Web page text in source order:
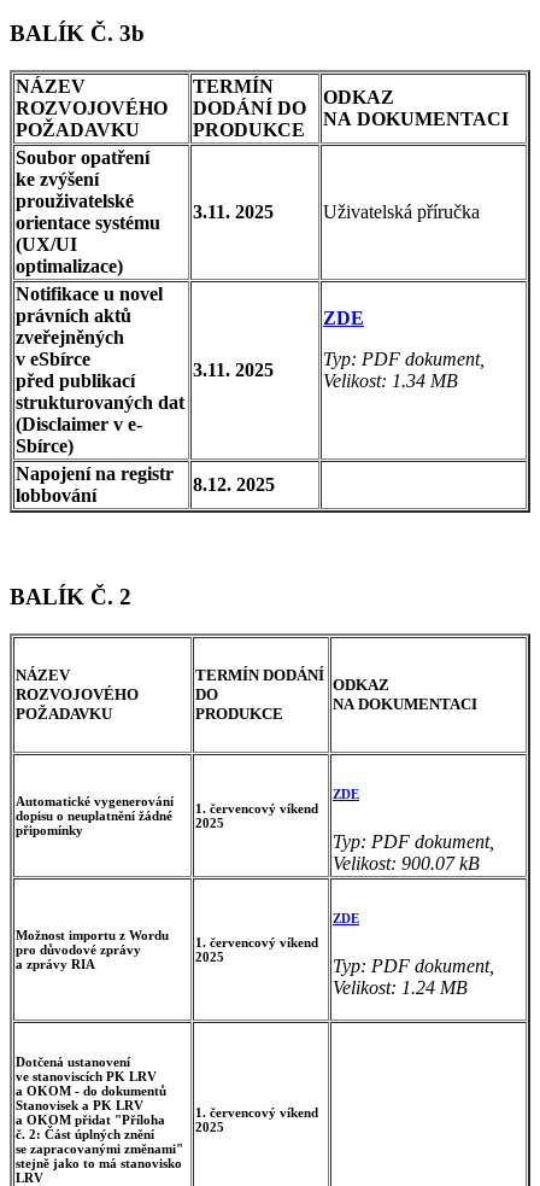
BALÍK Č. 3b
NÁZEV
ROZVOJOVÉHO
POŽADAVKU
TERMÍN
DODÁNÍ DO
PRODUKCE
ODKAZ
NA DOKUMENTACI
Soubor opatření
ke zvýšení
prouživatelské
orientace systému
(UX/UI
optimalizace)
3.11. 2025 Uživatelská příručka
Notifikace u novel
právních aktů
zveřejněných
v eSbírce
před publikací
strukturovaných dat
(Disclaimer v e-
Sbírce)
3.11. 2025
ZDE
Typ: PDF dokument,
Velikost: 1.34 MB
Napojení na registr
lobbování
8.12. 2025
BALÍK Č. 2
NÁZEV
ROZVOJOVÉHO
POŽADAVKU
TERMÍN DODÁNÍ
DO
PRODUKCE
ODKAZ
NA DOKUMENTACI
Automatické vygenerování
dopisu o neuplatnění žádné
připomínky
1. červencový víkend
2025
ZDE
Typ: PDF dokument,
Velikost: 900.07 kB
Možnost importu z Wordu
pro důvodové zprávy
a zprávy RIA
1. červencový víkend
2025
ZDE
Typ: PDF dokument,
Velikost: 1.24 MB
Dotčená ustanovení
ve stanoviscích PK LRV
a OKOM - do dokumentů
Stanovisek a PK LRV
a OKOM přidat "Příloha
č. 2: Část úplných znění
se zapracovanými změnami"
stejně jako to má stanovisko
LRV
1. červencový víkend
2025